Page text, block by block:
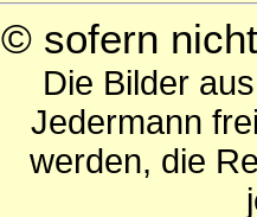
© sofern
Die Bilder
Jedermann
werden, die